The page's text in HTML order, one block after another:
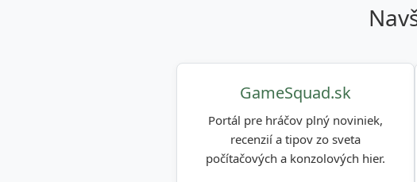
GameSquad.sk
Portál pre hráčov plný noviniek,
recenzií a tipov zo sveta
počítačových a konzolových hier.